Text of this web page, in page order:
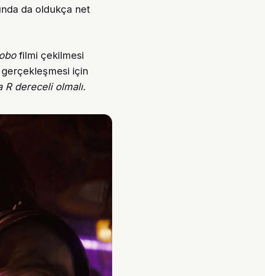
da oldukça net
filmi çekilmesi
gerçekleşmesi için
R dereceli olmalı.